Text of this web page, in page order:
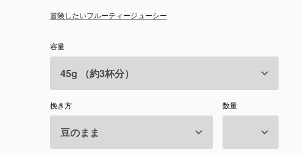
冒険したいフルーティージューシー
容量
挽き方 数量